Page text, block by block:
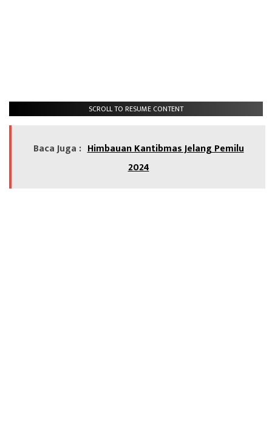
SCROLL TO RESUME CONTENT
Baca Juga : Himbauan Kantibmas Jelang Pemilu
2024